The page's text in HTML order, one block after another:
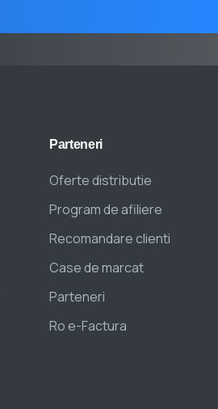
Parteneri
Oferte distributie
Program de afiliere
Recomandare clienti
Case de marcat
Parteneri
Ro e-Factura